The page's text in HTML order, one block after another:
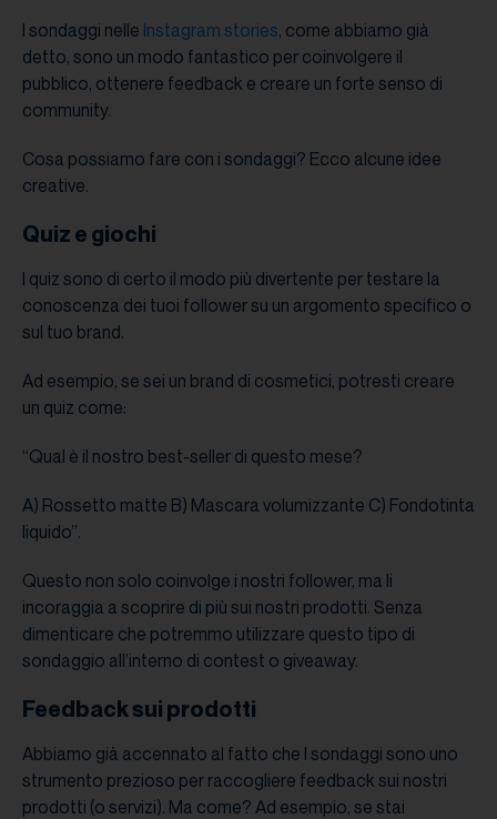
I sondaggi nelle Instagram stories, come abbiamo già
detto, sono un modo fantastico per coinvolgere il
pubblico, ottenere feedback e creare un forte senso di
community.
Cosa possiamo fare con i sondaggi? Ecco alcune idee
creative.
Quiz e giochi
I quiz sono di certo il modo più divertente per testare la
conoscenza dei tuoi follower su un argomento specifico o
sul tuo brand.
Ad esempio, se sei un brand di cosmetici, potresti creare
un quiz come:
“Qual è il nostro best-seller di questo mese?
A) Rossetto matte B) Mascara volumizzante C) Fondotinta
liquido”.
Questo non solo coinvolge i nostri follower, ma li
incoraggia a scoprire di più sui nostri prodotti. Senza
dimenticare che potremmo utilizzare questo tipo di
sondaggio all’interno di contest o giveaway.
Feedback sui prodotti
Abbiamo già accennato al fatto che I sondaggi sono uno
strumento prezioso per raccogliere feedback sui nostri
prodotti (o servizi). Ma come? Ad esempio, se stai